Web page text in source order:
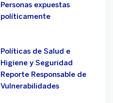
Personas expuestas
políticamente
Políticas de Salud e
Higiene y Seguridad
Reporte Responsable de
Vulnerabilidades